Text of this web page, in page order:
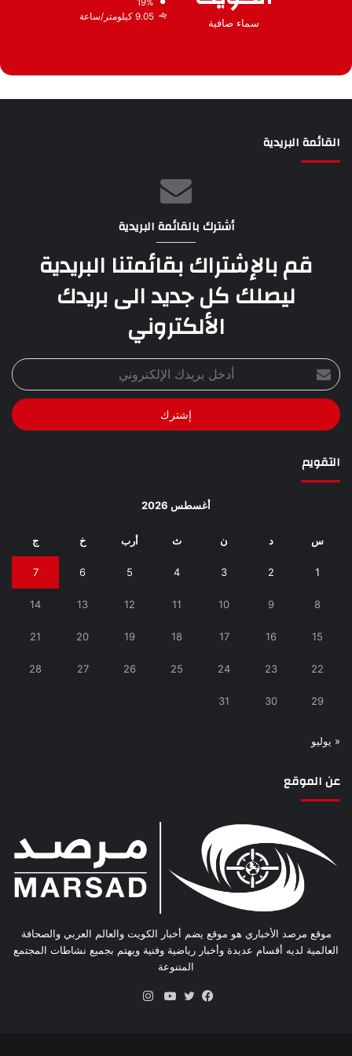
سماء صافية
19%
9.05 كيلومتر/ساعة
القائمة البريدية
أشترك بالقائمة البريدية
قم بالإشتراك بقائمتنا البريدية
ليصلك كل جديد الى بريدك
الألكتروني
أدخل
بريدك
الإلكتروني
التقويم
أغسطس 2026
س د ن ث أرب خ ج
1
2
3
4
5
6
7
8
9
10
11
12
13
14
15
16
17
18
19
20
21
22
23
24
25
26
27
28
29
30
31
« يوليو
عن الموقع
موقع مرصد الأخباري هو موقع يضم أخبار الكويت والعالم العربي والصحافة
العالمية لديه أقسام عديدة وأخبار رياضية وفنية ويهتم بجميع نشاطات المجتمع
المتنوعة